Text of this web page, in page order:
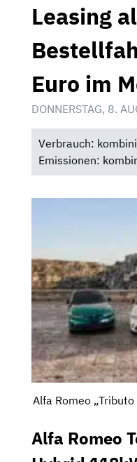
Leasing
Euro im
DONNERSTAG, 8.
Verbrauch:
Emissionen:
Alfa Romeo
Alfa Romeo